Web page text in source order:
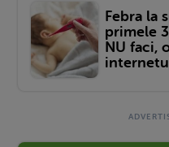
Febra la
primele
NU faci,